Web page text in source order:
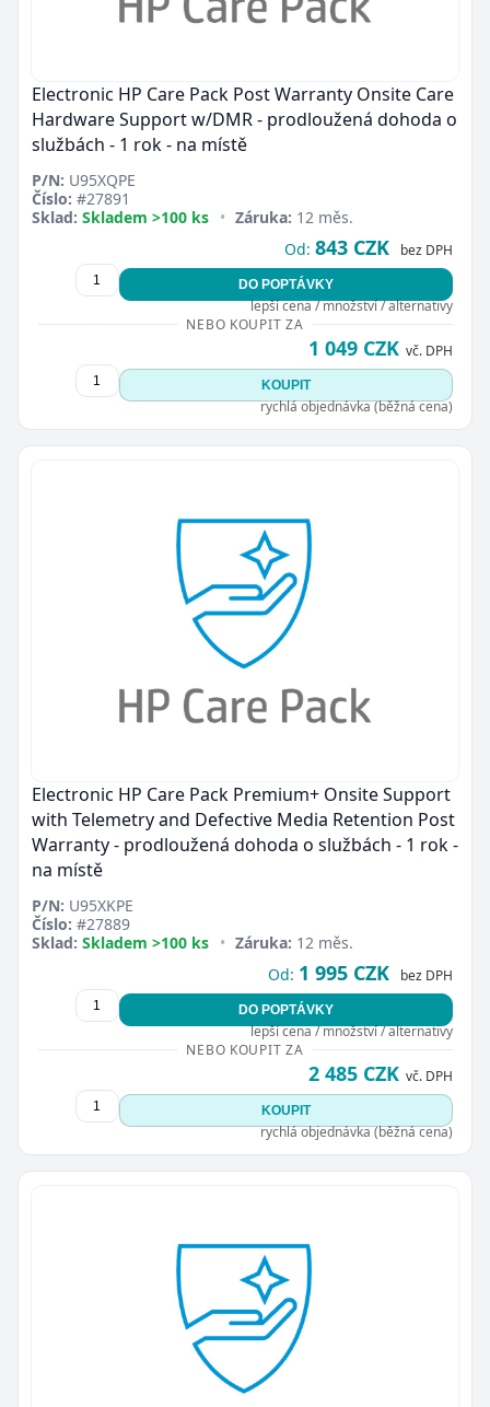
Electronic HP Care Pack Post Warranty Onsite Care
Hardware Support w/DMR - prodloužená dohoda o
službách - 1 rok - na místě
P/N: U95XQPE
Číslo: #27891
Sklad: Skladem >100 ks • Záruka: 12 měs.
Od: 843 CZK bez DPH
DO POPTÁVKY
lepší cena / množství / alternativy
NEBO KOUPIT ZA
1 049 CZK vč. DPH
KOUPIT
rychlá objednávka (běžná cena)
Electronic HP Care Pack Premium+ Onsite Support
with Telemetry and Defective Media Retention Post
Warranty - prodloužená dohoda o službách - 1 rok -
na místě
P/N: U95XKPE
Číslo: #27889
Sklad: Skladem >100 ks • Záruka: 12 měs.
Od: 1 995 CZK bez DPH
DO POPTÁVKY
lepší cena / množství / alternativy
NEBO KOUPIT ZA
2 485 CZK vč. DPH
KOUPIT
rychlá objednávka (běžná cena)